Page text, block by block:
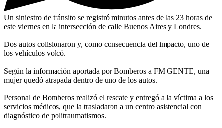
Un siniestro de tránsito se registró minutos antes de las 23 horas de
este viernes en la intersección de calle Buenos Aires y Londres.
Dos autos colisionaron y, como consecuencia del impacto, uno de
los vehículos volcó.
Según la información aportada por Bomberos a FM GENTE, una
mujer quedó atrapada dentro de uno de los autos.
Personal de Bomberos realizó el rescate y entregó a la víctima a los
servicios médicos, que la trasladaron a un centro asistencial con
diagnóstico de politraumatismos.